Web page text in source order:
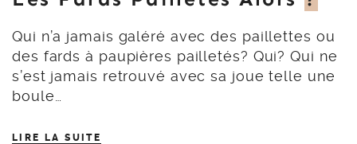
Qui n’a jamais galéré avec des paillettes ou
des fards à paupières pailletés? Qui? Qui ne
s’est jamais retrouvé avec sa joue telle une
boule…
LIRE LA SUITE